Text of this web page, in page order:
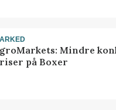
Mindre
på Boxer